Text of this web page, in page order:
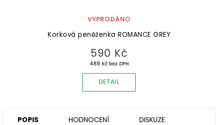
Korková peněženka ROMANCE GREY
VYPRODÁNO
488 Kč bez DPH
590 Kč
DETAIL
POPIS HODNOCENÍ DISKUZE